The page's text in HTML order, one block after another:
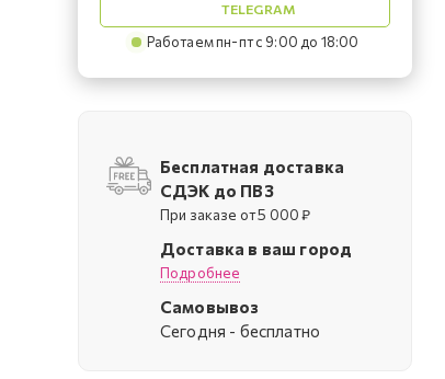
TELEGRAM
Работаем пн-пт с 9:00 до 18:00
Бесплатная доставка
СДЭК до ПВЗ
При заказе от 5 000 ₽
Доставка в ваш город
Подробнее
Самовывоз
Cегодня - бесплатно